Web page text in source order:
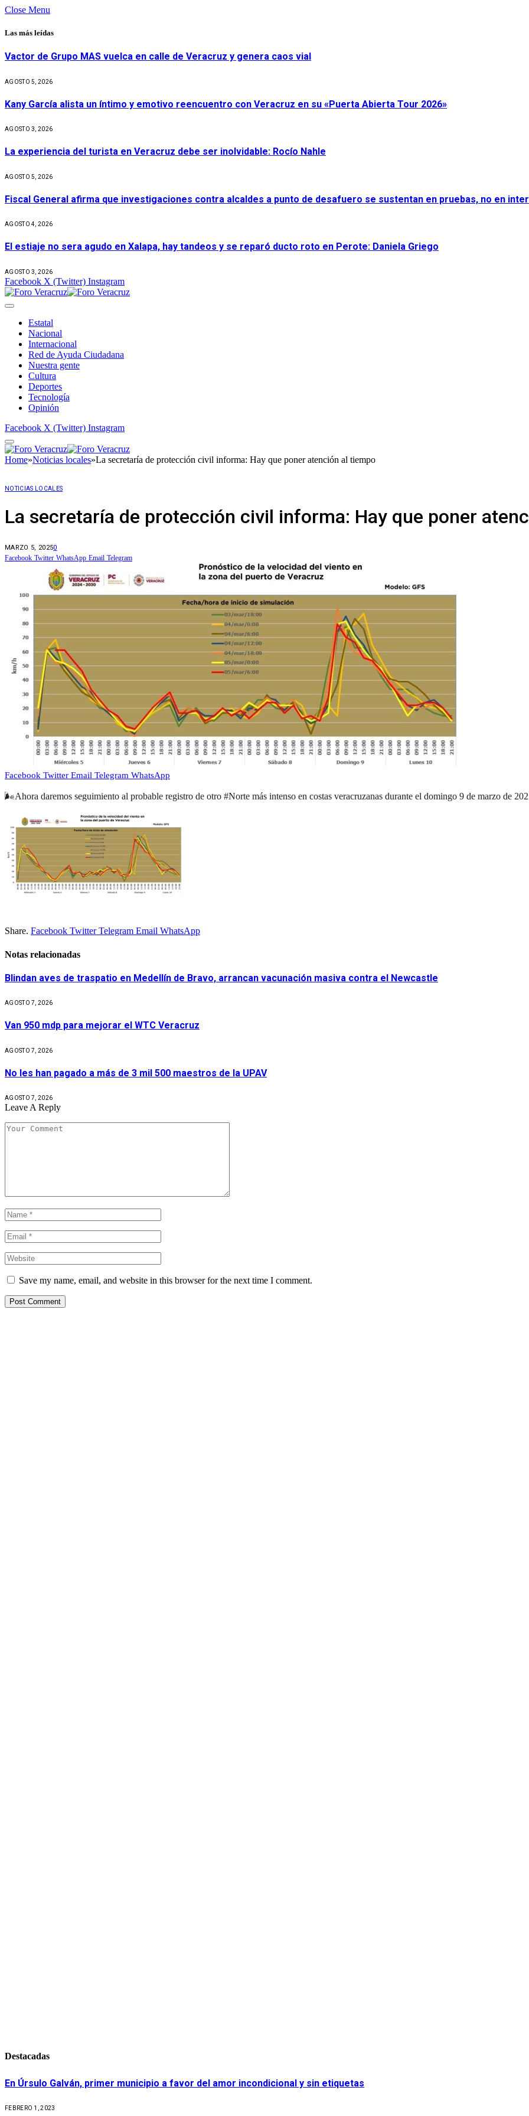
Close Menu
Las más leídas
Vactor de Grupo MAS vuelca en calle de Veracruz y genera caos vial
AGOSTO 5, 2026
Kany García alista un íntimo y emotivo reencuentro con Veracruz en su «Puerta Abierta Tour 2026»
AGOSTO 3, 2026
La experiencia del turista en Veracruz debe ser inolvidable: Rocío Nahle
AGOSTO 5, 2026
Fiscal General afirma que investigaciones contra alcaldes a punto de desafuero se sustentan en pruebas, no en
AGOSTO 4, 2026
El estiaje no sera agudo en Xalapa, hay tandeos y se reparó ducto roto en Perote: Daniela Griego
AGOSTO 3, 2026
Facebook X (Twitter) Instagram
Estatal
Nacional
Internacional
Red de Ayuda Ciudadana
Nuestra gente
Cultura
Deportes
Tecnología
Opinión
Facebook X (Twitter) Instagram
Home»Noticias locales»La secretaría de protección civil informa: Hay que poner atención al tiempo
NOTICIAS LOCALES
La secretaría de protección civil informa: Hay que poner
MARZO 5, 20250
Facebook Twitter WhatsApp Email Telegram
Facebook Twitter Email Telegram WhatsApp
🌬️Ahora daremos seguimiento al probable registro de otro #Norte más intenso en costas veracruzanas durante el domingo 9 de marzo de
Share. Facebook Twitter Telegram Email WhatsApp
Notas relacionadas
Blindan aves de traspatio en Medellín de Bravo, arrancan vacunación masiva contra el Newcastle
AGOSTO 7, 2026
Van 950 mdp para mejorar el WTC Veracruz
AGOSTO 7, 2026
No les han pagado a más de 3 mil 500 maestros de la UPAV
AGOSTO 7, 2026
Leave A Reply
Save my name, email, and website in this browser for the next time I comment.
Destacadas
En Úrsulo Galván, primer municipio a favor del amor incondicional y sin etiquetas
FEBRERO 1, 2023